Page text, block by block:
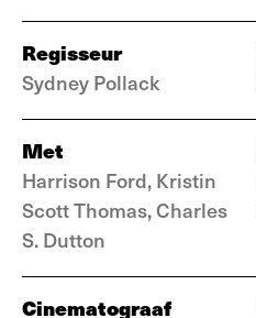
Regisseur
Sydney Pollack
Met
Harrison Ford, Kristin
Scott Thomas, Charles
S. Dutton
Cinematograaf